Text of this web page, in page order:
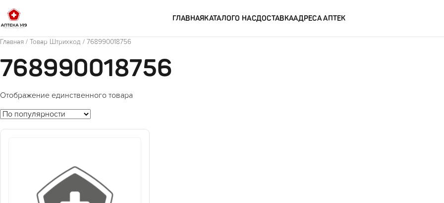
ГЛАВНАЯКАТАЛОГО НАСДОСТАВКААДРЕСА АПТЕК
Главная / Товар Штрихкод / 768990018756
768990018756
Отображение единственного товара